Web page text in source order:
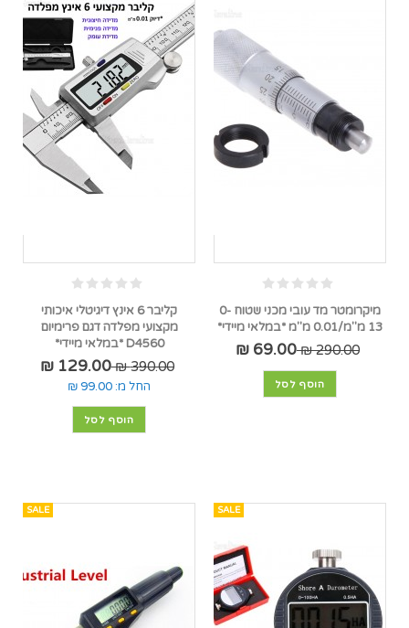
מיקרומטר מד עובי מכני שטוח 0-
13 מ"מ/0.01 מ"מ *במלאי מיידי*
290.00 ₪
69.00 ₪
הוסף לסל
קליבר 6 אינץ דיגיטלי איכותי
מקצועי מפלדה דגם פרימיום
D4560 *במלאי מיידי*
390.00 ₪
129.00 ₪
החל מ: 99.00 ₪
הוסף לסל
SALE
SALE